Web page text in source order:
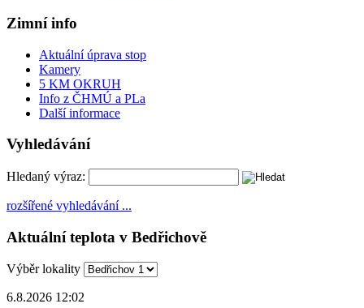
Zimní info
Aktuální úprava stop
Kamery
5 KM OKRUH
Info z ČHMÚ a PLa
Další informace
Vyhledávání
Hledaný výraz:
rozšířené vyhledávání ...
Aktuální teplota v Bedřichově
Výběr lokality
6.8.2026 12:02